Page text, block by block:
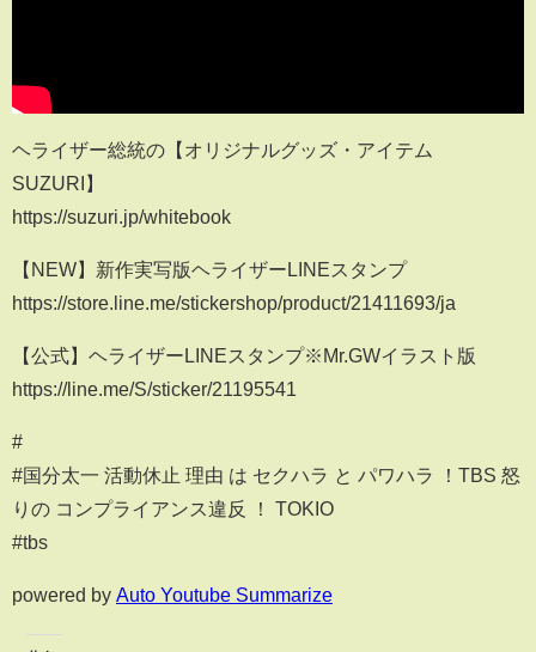
ヘライザー総統の【オリジナルグッズ・アイテム ∞
SUZURI】
https://suzuri.jp/whitebook
【NEW】新作実写版ヘライザーLINEスタンプ
https://store.line.me/stickershop/product/21411693/ja
【公式】ヘライザーLINEスタンプ※Mr.GWイラスト版
https://line.me/S/sticker/21195541
#
#国分太一 活動休止 理由 は セクハラ と パワハラ ！TBS 怒
りの コンプライアンス違反 ！ TOKIO
#tbs
powered by Auto Youtube Summarize